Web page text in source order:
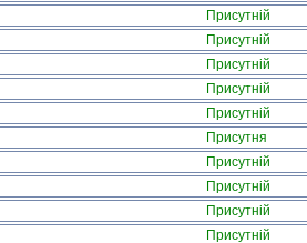
Присутній
Присутній
Присутній
Присутній
Присутній
Присутня
Присутній
Присутній
Присутній
Присутній